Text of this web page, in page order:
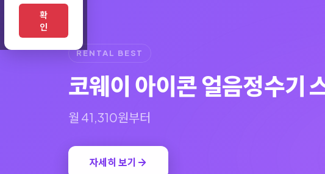
RENTAL BEST
코웨이 아이콘 얼음정수기
월 41,310원부터
자세히 보기
확
인